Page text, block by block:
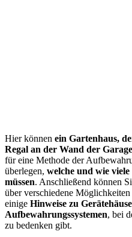
Hier können ein Gartenhaus,
Regal an der Wand der
für eine Methode der
überlegen, welche und wie
müssen. Anschließend können
über verschiedene
einige Hinweise zu
Aufbewahrungssystemen, bei
zu bedenken gibt.